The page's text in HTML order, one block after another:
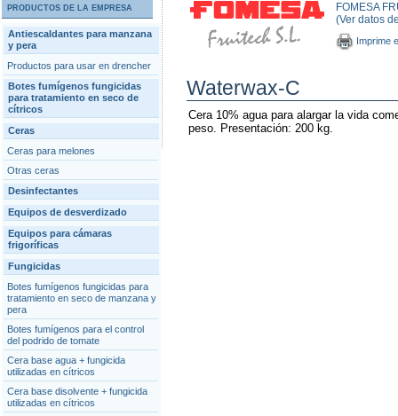
PRODUCTOS DE LA EMPRESA
Antiescaldantes para manzana
y pera
Productos para usar en drencher
Botes fumígenos fungicidas
para tratamiento en seco de
cítricos
Ceras
Ceras para melones
Otras ceras
Desinfectantes
Equipos de desverdizado
Equipos para cámaras
frigoríficas
Fungicidas
Botes fumígenos fungicidas para
tratamiento en seco de manzana y
pera
Botes fumígenos para el control
del podrido de tomate
Cera base agua + fungicida
utilizadas en cítricos
Cera base disolvente + fungicida
utilizadas en cítricos
FOMESA
(Ver datos
Imprime
Waterwax-C
Cera 10% agua para alargar la vida
peso. Presentación: 200 kg.